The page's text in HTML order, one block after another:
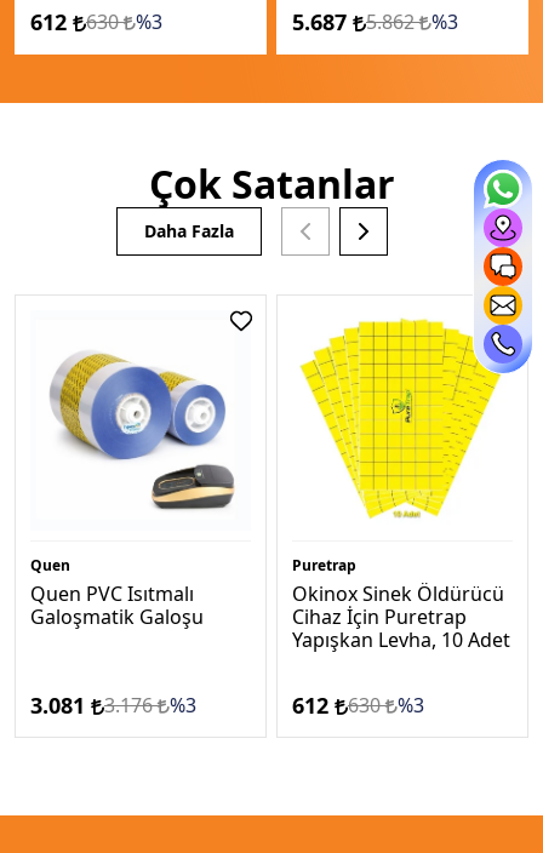
612 630 %3 5.687 5.862 %3
Çok Satanlar
Daha Fazla
Quen
Quen PVC Isıtmalı
Galoşmatik Galoşu
3.081 3.176 %3
Puretrap
Okinox Sinek Öldürücü
Cihaz İçin Puretrap
Yapışkan Levha, 10 Adet
612 630 %3